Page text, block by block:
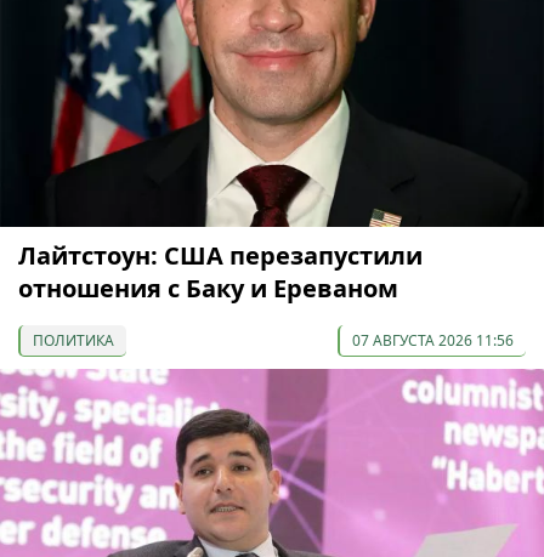
Лайтстоун: США перезапустили
отношения с Баку и Ереваном
ПОЛИТИКА 07 АВГУСТА 2026 11:56